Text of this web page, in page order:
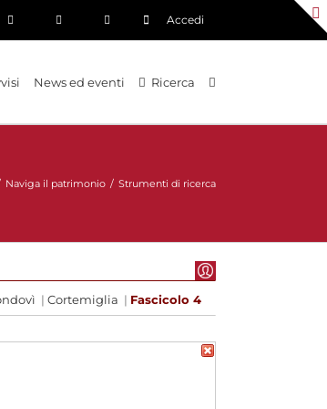
Accedi
News ed eventi Ricerca
Naviga il patrimonio / Strumenti di ricerca
| Cortemiglia | Fascicolo 4